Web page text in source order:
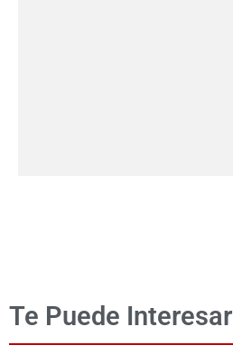
Te Puede Interesar